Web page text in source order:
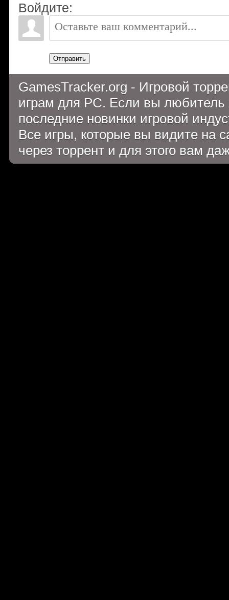
Войдите:
Отправить
GamesTracker.org - Игровой
играм для PC. Если вы
последние новинки игровой
Все игры, которые вы видите на
через торрент и для этого вам